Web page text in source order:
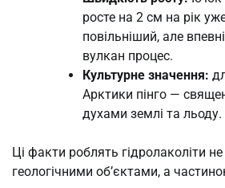
росте на 2 см на рік
повільніший, але
вулкан процес.
Культурне значення:
Арктики пінго —
духами землі та льоду.
Ці факти роблять гідролаколіти
геологічними об’єктами, а